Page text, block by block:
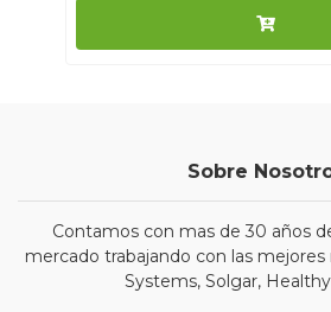
Sobre
Contamos con mas de 30 años
mercado trabajando con las
Systems, Solgar,